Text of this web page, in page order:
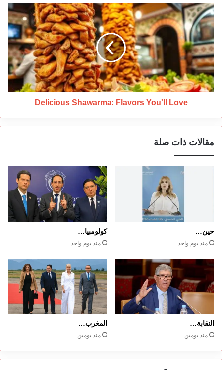
Delicious
Shawarma:
Flavors
You'll
Love
Delicious Shawarma: Flavors You'll Love
مقالات ذات صلة
حين…
منذ يوم واحد
كولومبيا…
منذ يوم واحد
النقابة…
منذ يومين
المغرب…
منذ يومين